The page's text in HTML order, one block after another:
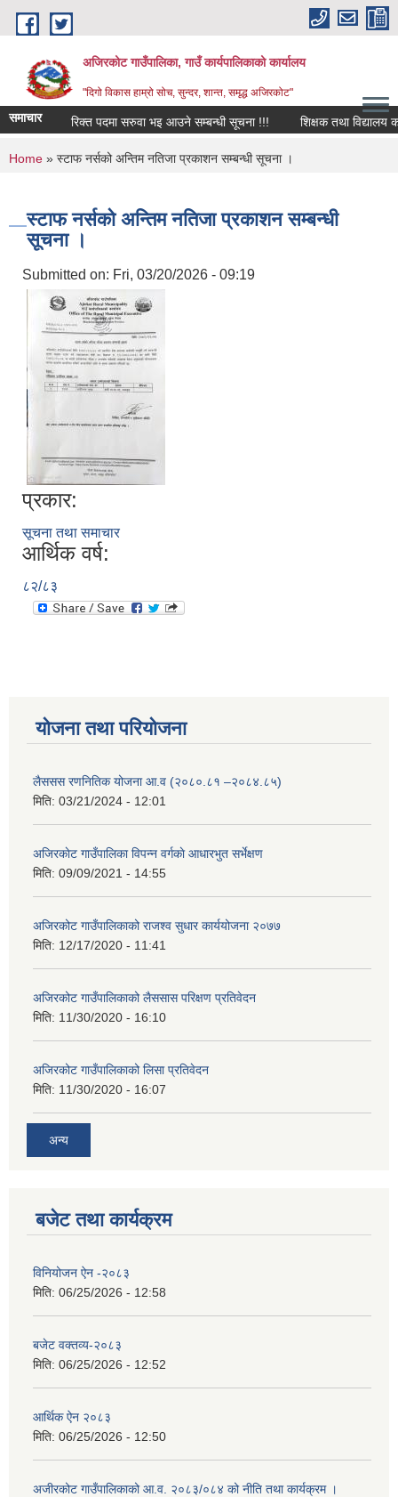
Skip to main content
अजिरकोट गाउँपालिका, गाउँ कार्यपालिकाको कार्यालय
"दिगो विकास हाम्रो सोच, सुन्दर, शान्त, समृद्ध अजिरकोट"
समाचार रिक्त पदमा सरुवा भइ आउने सम्बन्धी सूचना !!! शिक्षक तथा विद्यालय
You are here
Home » स्टाफ नर्सको अन्तिम नतिजा प्रकाशन सम्बन्धी सूचना ।
स्टाफ नर्सको अन्तिम नतिजा प्रकाशन सम्बन्धी
सूचना ।
Submitted on: Fri, 03/20/2026 - 09:19
प्रकार:
सूचना तथा समाचार
आर्थिक वर्ष:
८२/८३
योजना तथा परियोजना
लैससस रणनितिक योजना आ.व (२०८०.८१ –२०८४.८५)
मिति: 03/21/2024 - 12:01
अजिरकाेट गाउँपालिका विपन्न वर्गकाे आधारभुत सर्भेक्षण
मिति: 09/09/2021 - 14:55
अजिरकोट गाउँपालिकाको राजश्व सुधार कार्ययोजना २०७७
मिति: 12/17/2020 - 11:41
अजिरकोट गाउँपालिकाको लैससास परिक्षण प्रतिवेदन
मिति: 11/30/2020 - 16:10
अजिरकोट गाउँपालिकाको लिसा प्रतिवेदन
मिति: 11/30/2020 - 16:07
अन्य
बजेट तथा कार्यक्रम
विनियोजन ऐन -२०८३
मिति: 06/25/2026 - 12:58
बजेट वक्तव्य-२०८३
मिति: 06/25/2026 - 12:52
आर्थिक ऐन २०८३
मिति: 06/25/2026 - 12:50
अजीरकोट गाउँपालिकाको आ.व. २०८३/०८४ को नीति तथा कार्यक्रम ।